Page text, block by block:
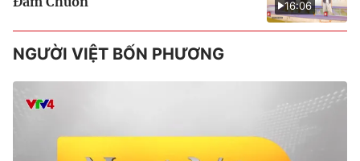
16:06
NGƯỜI VIỆT BỐN PHƯƠNG